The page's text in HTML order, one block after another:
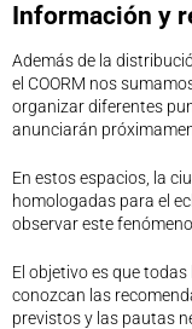
Información y
Además de la
el COORM nos
organizar diferentes
anunciarán
En estos espacios, la
homologadas para el
observar este
El objetivo es que
conozcan las
previstos y las pautas